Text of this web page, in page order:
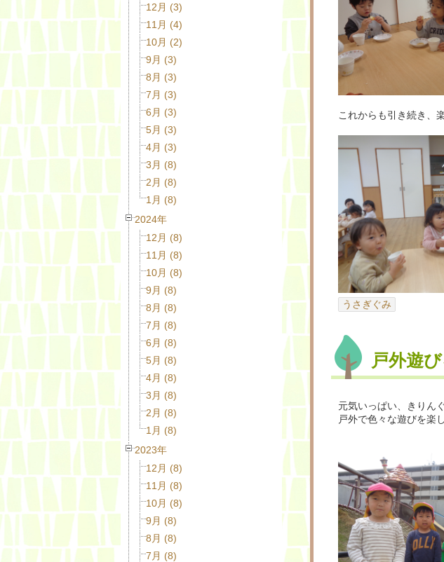
12月 (3)
11月 (4)
10月 (2)
9月 (3)
8月 (3)
7月 (3)
6月 (3)
5月 (3)
4月 (3)
3月 (8)
2月 (8)
1月 (8)
2024年
12月 (8)
11月 (8)
10月 (8)
9月 (8)
8月 (8)
7月 (8)
6月 (8)
5月 (8)
4月 (8)
3月 (8)
2月 (8)
1月 (8)
2023年
12月 (8)
11月 (8)
10月 (8)
9月 (8)
8月 (8)
7月 (8)
これからも引き続き、
うさぎぐみ
戸外遊
元気いっぱい、きりん
戸外で色々な遊びを楽